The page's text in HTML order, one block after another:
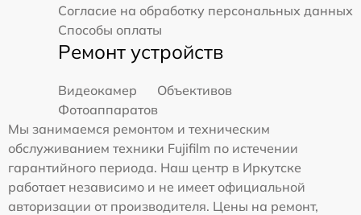
Согласие на обработку персональных данных
Способы оплаты
Ремонт устройств
Видеокамер
Объективов
Фотоаппаратов
Мы занимаемся ремонтом и техническим
обслуживанием техники Fujifilm по истечении
гарантийного периода. Наш центр в Иркутске
работает независимо и не имеет официальной
авторизации от производителя. Цены на ремонт,